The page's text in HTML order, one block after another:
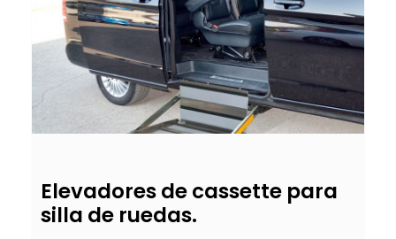
Elevadores de cassette para
silla de ruedas.